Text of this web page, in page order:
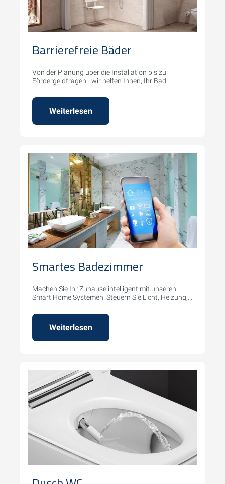
Barrierefreie Bäder
Von der Planung über die Installation bis zu
Fördergeldfragen - wir helfen Ihnen, Ihr Bad
Weiterlesen
Smartes Badezimmer
Machen Sie Ihr Zuhause intelligent mit unseren
Smart Home Systemen. Steuern Sie Licht, Heizung,
Weiterlesen